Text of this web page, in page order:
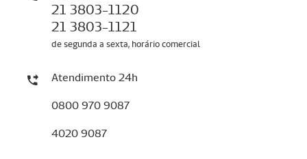
21 3803-1120
21 3803-1121
de segunda a sexta, horário comercial
Atendimento 24h
0800 970 9087
4020 9087